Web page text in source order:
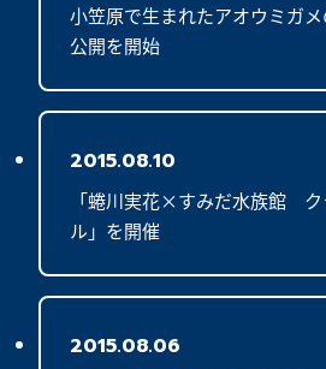
小笠原で生まれたアオウミガ
公開を開始
2015.08.10
「蜷川実花×すみだ水族館　
ル」を開催
2015.08.06